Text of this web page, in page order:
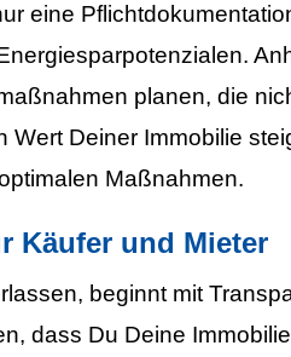
eine
planen, die
Deiner Immobilie
Maßnahmen.
Käufer und Mieter
beginnt mit
dass Du Deine